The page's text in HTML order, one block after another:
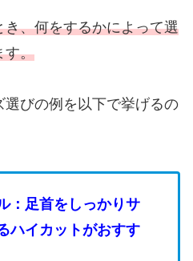
、何をするかによって選
す。
びの例を以下で挙げるの
：足首をしっかりサ
ハイカットがおすす